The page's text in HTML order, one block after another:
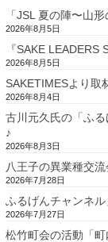
「JSL 夏の陣〜山
2026年8月5日
『SAKE
2026年8月5日
SAKETIMESより取
2026年8月4日
古川元久氏の「ふ
♪
2026年8月3日
八王子の異業種交流
2026年7月28日
ふるげんチャンネ
2026年7月27日
松竹町会の活動「町